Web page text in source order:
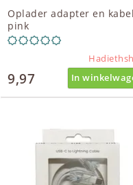
Oplader adapter en kabel
pink
9,97 In